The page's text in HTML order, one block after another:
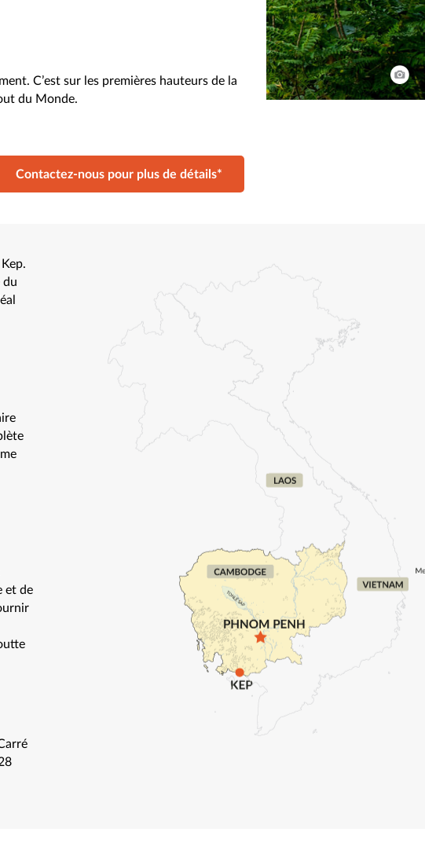
C’est sur les premières hauteurs de la
du Monde.
Contactez-nous pour plus de détails*
du
et de